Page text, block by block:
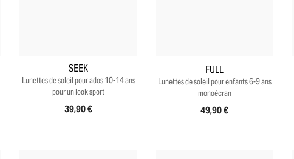
SEEK
Lunettes de soleil pour ados 10-14 ans
pour un look sport
39,90 €
FULL
Lunettes de soleil pour enfants 6-9 ans
monoécran
49,90 €